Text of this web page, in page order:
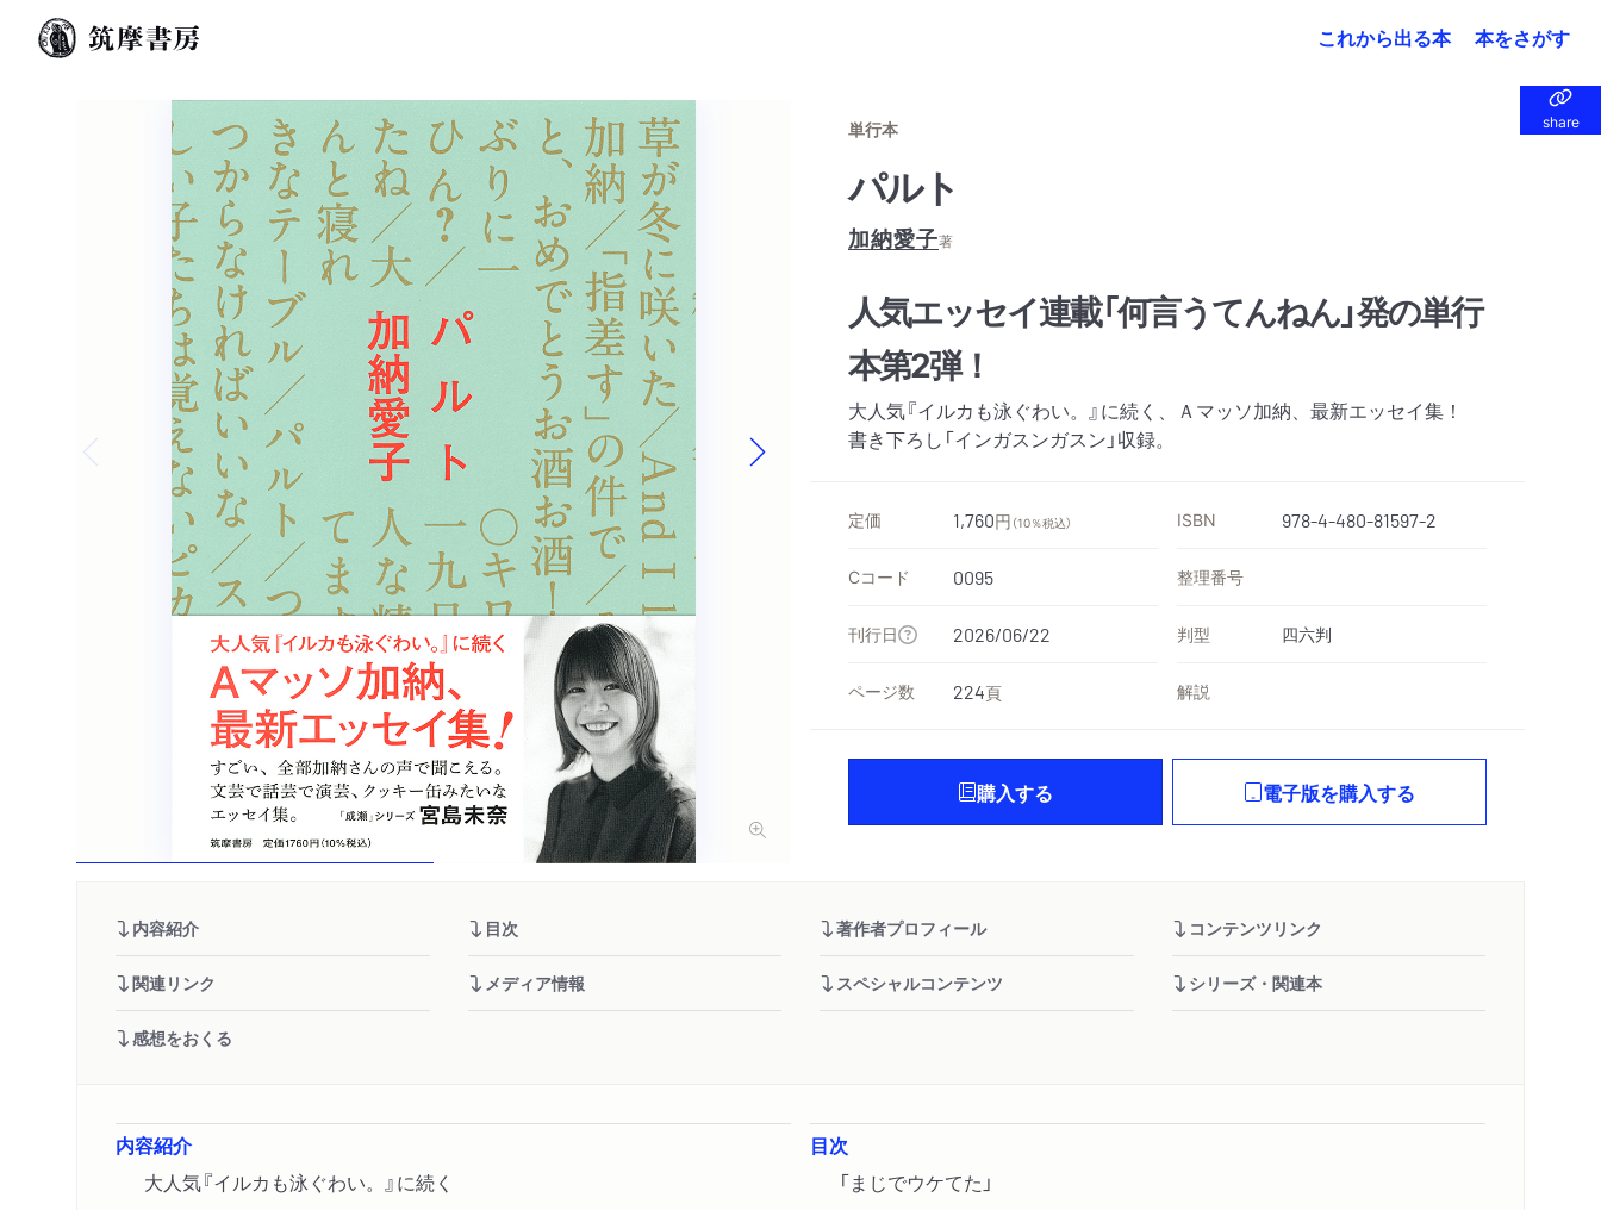
これから出る本 本をさがす
share
share
Previous slide
単行本
パルト
加納愛子著
人気エッセイ連載「何言うてんねん」発の単行
本第2弾！
大人気『イルカも泳ぐわい。』に続く、Ａマッソ加納、最新エッセイ集！
書き下ろし「インガスンガスン」収録。
定価 1,760円 （10％税込） ISBN 978-4-480-81597-2
Cコード 0095 整理番号
刊行日 2026/06/22 判型 四六判
ページ数 224頁 解説
購入する 電子版を購入する
内容紹介 目次 著作者プロフィール コンテンツリンク
関連リンク メディア情報 スペシャルコンテンツ シリーズ・関連本
感想をおくる
内容紹介
大人気『イルカも泳ぐわい。』に続く
目次
「まじでウケてた」